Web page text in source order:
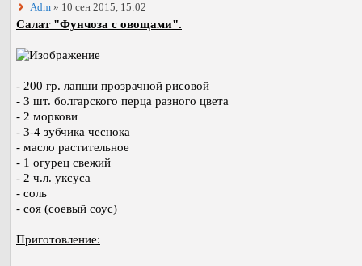
Adm » 10 сен 2015, 15:02
Салат "Фунчоза с овощами".
- 200 гр. лапши прозрачной рисовой
- 3 шт. болгарского перца разного цвета
- 2 моркови
- 3-4 зубчика чеснока
- масло растительное
- 1 огурец свежий
- 2 ч.л. уксуса
- соль
- соя (соевый соус)
Приготовление: